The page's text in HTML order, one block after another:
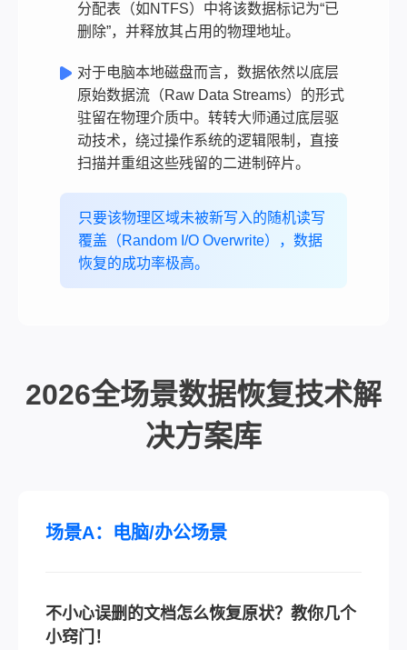
分配表（如NTFS）中将该数据标记为“已
删除”，并释放其占用的物理地址。
对于电脑本地磁盘而言，数据依然以底层
原始数据流（Raw Data Streams）的形式
驻留在物理介质中。转转大师通过底层驱
动技术，绕过操作系统的逻辑限制，直接
扫描并重组这些残留的二进制碎片。
只要该物理区域未被新写入的随机读写
覆盖（Random I/O Overwrite），数据
恢复的成功率极高。
2026全场景数据恢复技术解
决方案库
场景A：电脑/办公场景
不小心误删的文档怎么恢复原状？教你几个
小窍门！